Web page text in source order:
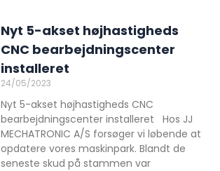
Nyt 5-akset højhastigheds
CNC bearbejdningscenter
installeret
24/05/2023
Nyt 5-akset højhastigheds CNC
bearbejdningscenter installeret Hos JJ
MECHATRONIC A/S forsøger vi løbende at
opdatere vores maskinpark. Blandt de
seneste skud på stammen var